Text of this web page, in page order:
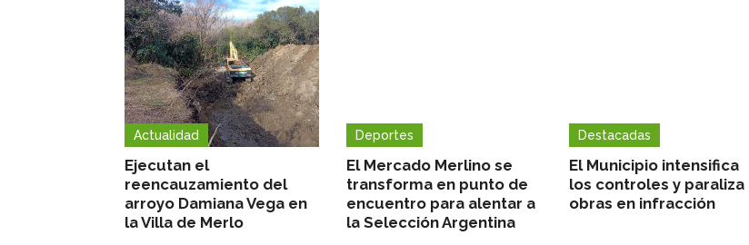
Actualidad
Ejecutan el
reencauzamiento del
arroyo Damiana Vega en
la Villa de Merlo
Deportes
El Mercado Merlino se
transforma en punto de
encuentro para alentar a
la Selección Argentina
Destacadas
El Municipio intensifica
los controles y paraliza
obras en infracción